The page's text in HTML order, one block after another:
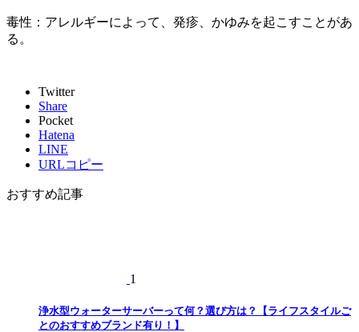
毒性：アレルギーによって、発疹、かゆみを起こすことがあ
る。
Twitter
Share
Pocket
Hatena
LINE
URLコピー
おすすめ記事
1
浄水型ウォーターサーバーって何？選び方は？【ライフスタイルご
とのおすすめブランド有り！】